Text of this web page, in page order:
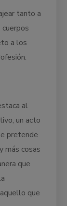
tanto a
a los
al
un acto
pretende
más cosas
que
que